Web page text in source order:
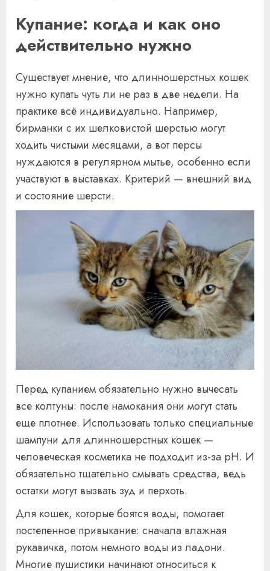
Купание: когда и как оно
действительно нужно
Существует мнение, что длинношерстных кошек
нужно купать чуть ли не раз в две недели. На
практике всё индивидуально. Например,
бирманки с их шелковистой шерстью могут
ходить чистыми месяцами, а вот персы
нуждаются в регулярном мытье, особенно если
участвуют в выставках. Критерий — внешний вид
и состояние шерсти.
Перед купанием обязательно нужно вычесать
все колтуны: после намокания они могут стать
еще плотнее. Использовать только специальные
шампуни для длинношерстных кошек —
человеческая косметика не подходит из-за pH. И
обязательно тщательно смывать средства, ведь
остатки могут вызвать зуд и перхоть.
Для кошек, которые боятся воды, помогает
постепенное привыкание: сначала влажная
рукавичка, потом немного воды из ладони.
Многие пушистики начинают относиться к